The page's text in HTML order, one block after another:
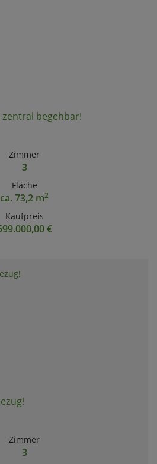
begehbar!
Zimmer
3
Fläche
ca. 73,2 m2
Kaufpreis
€
Zimmer
3